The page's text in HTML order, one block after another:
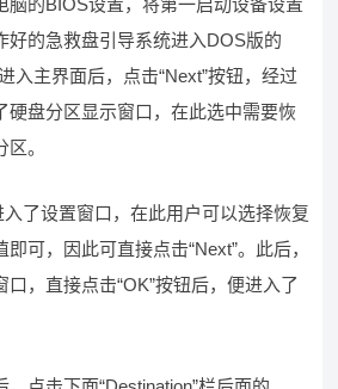
脑的BIOS设置，将第一启动设备设置
好的急救盘引导系统进入DOS版的
入主界面后，点击“Next”按钮，经过
硬盘分区显示窗口，在此选中需要恢
。
入了设置窗口，在此用户可以选择恢复
可，因此可直接点击“Next”。此后，
，直接点击“OK”按钮后，便进入了